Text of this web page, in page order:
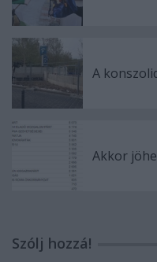
A
Akkor
Szólj hozzá!